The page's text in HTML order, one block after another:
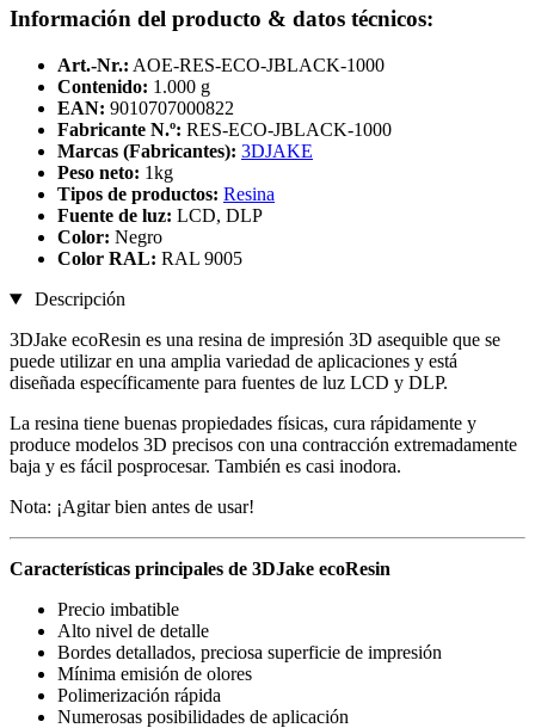
Información del producto & datos técnicos:
Art.-Nr.: AOE-RES-ECO-JBLACK-1000
Contenido: 1.000 g
EAN: 9010707000822
Fabricante N.º: RES-ECO-JBLACK-1000
Marcas (Fabricantes): 3DJAKE
Peso neto: 1kg
Tipos de productos: Resina
Fuente de luz: LCD, DLP
Color: Negro
Color RAL: RAL 9005
Descripción
3DJake ecoResin es una resina de impresión 3D asequible que se
puede utilizar en una amplia variedad de aplicaciones y está
diseñada específicamente para fuentes de luz LCD y DLP.
La resina tiene buenas propiedades físicas, cura rápidamente y
produce modelos 3D precisos con una contracción extremadamente
baja y es fácil posprocesar. También es casi inodora.
Nota: ¡Agitar bien antes de usar!
Características principales de 3DJake ecoResin
Precio imbatible
Alto nivel de detalle
Bordes detallados, preciosa superficie de impresión
Mínima emisión de olores
Polimerización rápida
Numerosas posibilidades de aplicación